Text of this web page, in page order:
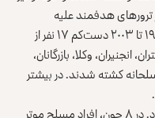
هدفمند علیه
جامعه‌ی هزاره بود. در فاصله سال‌های ۱۹۹۹ تا ۲۰۰۳ دست‌کم ۱۷ نفر از
وکلا، بازرگانان،
کشته شدند. در بیشتر